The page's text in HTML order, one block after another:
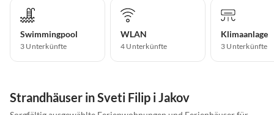
Swimmingpool
3 Unterkünfte
WLAN
4 Unterkünfte
Klimaanlage
3 Unterkünfte
Strandhäuser in Sveti Filip i Jakov